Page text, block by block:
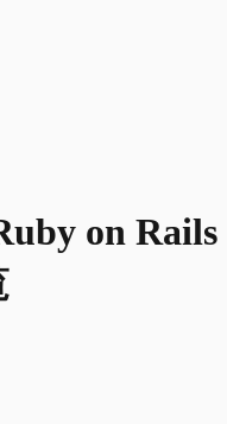
on Rails